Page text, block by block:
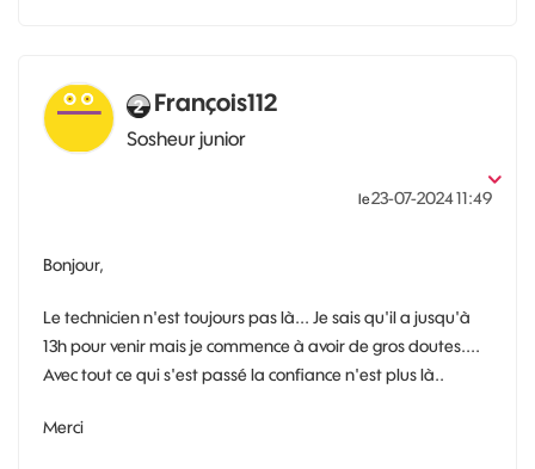
François112
Sosheur junior
le‎23-07-202411:49
Bonjour,
Le technicien n'est toujours pas là... Je sais qu'il a jusqu'à
13h pour venir mais je commence à avoir de gros doutes....
Avec tout ce qui s'est passé la confiance n'est plus là..
Merci